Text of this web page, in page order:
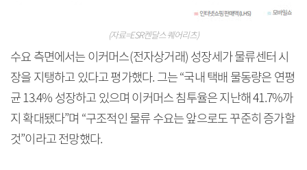
(자료=ESR켄달스퀘어리츠)
수요 측면에서는 이커머스(전자상거래) 성장세가 물류센터 시
장을 지탱하고 있다고 평가했다. 그는 “국내 택배 물동량은 연평
균 13.4% 성장하고 있으며 이커머스 침투율은 지난해 41.7%까
지 확대됐다”며 “구조적인 물류 수요는 앞으로도 꾸준히 증가할
것”이라고 전망했다.